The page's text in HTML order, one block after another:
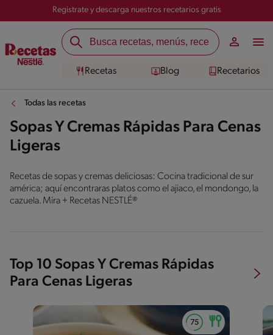
Registrate y descarga nuestros recetarios gratis
Recetas Blog Recetarios
Todas las recetas
Sopas Y Cremas Rápidas Para Cenas
Ligeras
Recetas de sopas y cremas deliciosas: Cocina tradicional de sur
américa; aquí encontraras platos como el ajiaco, el mondongo, la
cazuela. Mira + Recetas NESTLÉ®
Top 10 Sopas Y Cremas Rápidas
Para Cenas Ligeras